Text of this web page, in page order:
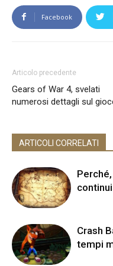
Facebook
Articolo precedente
Gears of War 4, svelati
numerosi dettagli sul
ARTICOLI CORRELATI
Crash
tempi